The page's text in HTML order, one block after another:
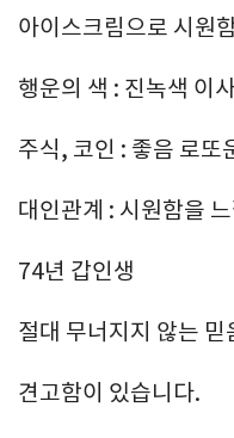
아이스크림으로 시원
행운의 색 : 진녹색 이
주식, 코인 : 좋음 로또
대인관계 : 시원함을
74년 갑인생
절대 무너지지 않는
견고함이 있습니다.